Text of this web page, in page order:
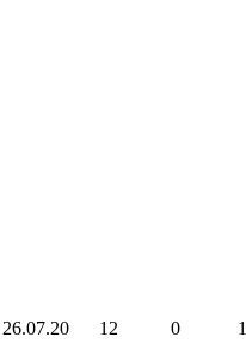
26.07.20 12 0 1